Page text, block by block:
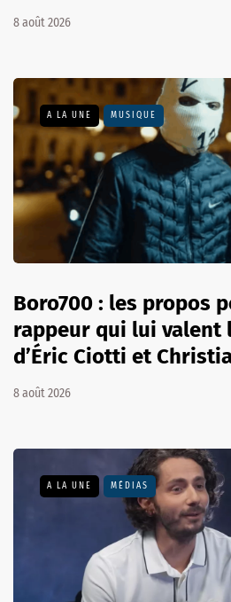
8 août 2026
A LA UNE MUSIQUE
Boro700 : les propos
rappeur qui lui valent
d’Éric Ciotti et
8 août 2026
A LA UNE MÉDIAS